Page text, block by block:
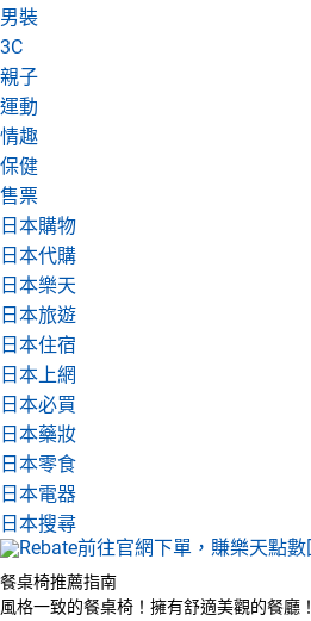
男裝
3C
親子
運動
情趣
保健
售票
日本購物
日本代購
日本樂天
日本旅遊
日本住宿
日本上網
日本必買
日本藥妝
日本零食
日本電器
日本搜尋
餐桌椅推薦指南
風格一致的餐桌椅！擁有舒適美觀的餐廳！